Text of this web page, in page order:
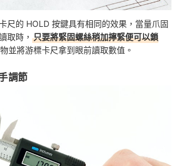
尺的 HOLD 按鍵具有相同的效果，當量爪固
取時， 只要將緊固螺絲稍加擰緊便可以鎖
並將游標卡尺拿到眼前讀取數值。
調節